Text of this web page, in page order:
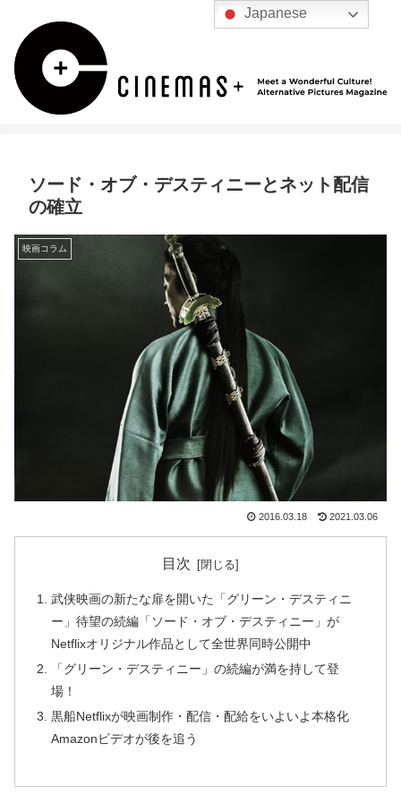
ソード・オブ・デスティニーとネット配信
の確立
映画コラム
2016.03.18 2021.03.06
目次
武侠映画の新たな扉を開いた「グリーン・デスティニ
ー」待望の続編「ソード・オブ・デスティニー」が
Netflixオリジナル作品として全世界同時公開中
「グリーン・デスティニー」の続編が満を持して登
場！
黒船Netflixが映画制作・配信・配給をいよいよ本格化
Amazonビデオが後を追う
Japanese